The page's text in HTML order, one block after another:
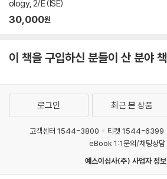
ology, 2/E (ISE)
30,000원
이 책을 구입하신 분들이 산 분야 책
로그인 최근 본 상품
고객센터 1544-3800 티켓 1544-6399
eBook 1:1문의/채팅상담
예스이십사(주) 사업자 정보